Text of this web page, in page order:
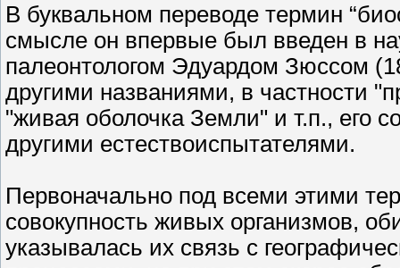
В буквальном переводе термин
смысле он впервые был введен в
палеонтологом Эдуардом Зюссом
другими названиями, в частности
"живая оболочка Земли" и т.п., его
другими естествоиспытателями.
Первоначально под всеми этими
совокупность живых организмов,
указывалась их связь с